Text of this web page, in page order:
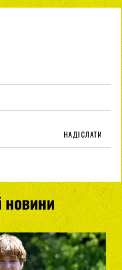
НАДІСЛАТИ
новини